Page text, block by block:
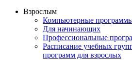
Взрослым
Компьютерные
Для начинающих
Профессиональные
Расписание учебных
программ для взрослых